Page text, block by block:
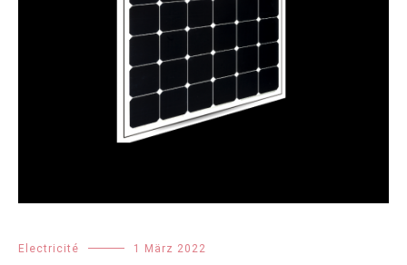
Electricité 1 März 2022